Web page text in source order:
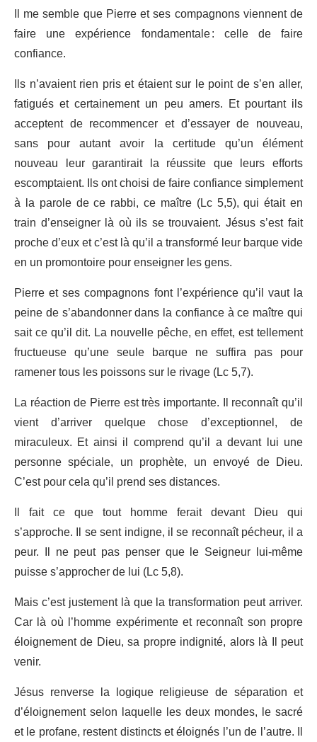
Il me semble que Pierre et ses compagnons viennent de
faire une expérience fondamentale : celle de faire
confiance.
Ils n’avaient rien pris et étaient sur le point de s’en aller,
fatigués et certainement un peu amers. Et pourtant ils
acceptent de recommencer et d’essayer de nouveau,
sans pour autant avoir la certitude qu’un élément
nouveau leur garantirait la réussite que leurs efforts
escomptaient. Ils ont choisi de faire confiance simplement
à la parole de ce rabbi, ce maître (Lc 5,5), qui était en
train d’enseigner là où ils se trouvaient. Jésus s’est fait
proche d’eux et c’est là qu’il a transformé leur barque vide
en un promontoire pour enseigner les gens.
Pierre et ses compagnons font l’expérience qu’il vaut la
peine de s’abandonner dans la confiance à ce maître qui
sait ce qu’il dit. La nouvelle pêche, en effet, est tellement
fructueuse qu’une seule barque ne suffira pas pour
ramener tous les poissons sur le rivage (Lc 5,7).
La réaction de Pierre est très importante. Il reconnaît qu’il
vient d’arriver quelque chose d’exceptionnel, de
miraculeux. Et ainsi il comprend qu’il a devant lui une
personne spéciale, un prophète, un envoyé de Dieu.
C’est pour cela qu’il prend ses distances.
Il fait ce que tout homme ferait devant Dieu qui
s’approche. Il se sent indigne, il se reconnaît pécheur, il a
peur. Il ne peut pas penser que le Seigneur lui-même
puisse s’approcher de lui (Lc 5,8).
Mais c’est justement là que la transformation peut arriver.
Car là où l’homme expérimente et reconnaît son propre
éloignement de Dieu, sa propre indignité, alors là Il peut
venir.
Jésus renverse la logique religieuse de séparation et
d’éloignement selon laquelle les deux mondes, le sacré
et le profane, restent distincts et éloignés l’un de l’autre. Il